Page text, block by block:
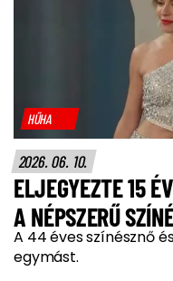
HŰHA
2026. 06. 10.
ELJEGYEZTE 15
A NÉPSZERŰ
A 44 éves színésznő
egymást.